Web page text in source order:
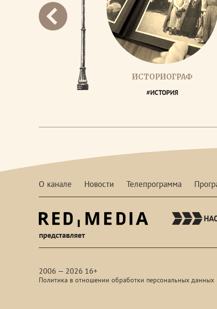
ИСТОРИОГРАФ
#ИСТОРИЯ
О канале Новости Телепрограмма
2006 — 2026 16+
Политика в отношении обработки персональных данных